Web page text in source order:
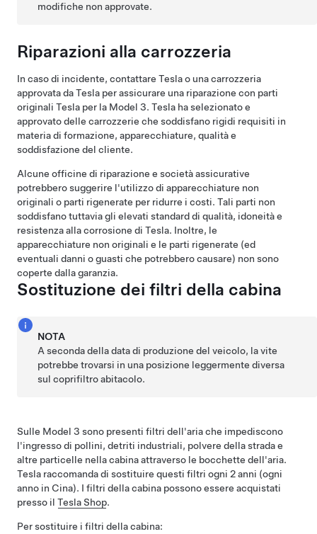
modifiche non approvate.
Riparazioni alla carrozzeria
In caso di incidente, contattare Tesla o una carrozzeria
approvata da Tesla per assicurare una riparazione con parti
originali Tesla per la Model 3. Tesla ha selezionato e
approvato delle carrozzerie che soddisfano rigidi requisiti in
materia di formazione, apparecchiature, qualità e
soddisfazione del cliente.
Alcune officine di riparazione e società assicurative
potrebbero suggerire l'utilizzo di apparecchiature non
originali o parti rigenerate per ridurre i costi. Tali parti non
soddisfano tuttavia gli elevati standard di qualità, idoneità e
resistenza alla corrosione di Tesla. Inoltre, le
apparecchiature non originali e le parti rigenerate (ed
eventuali danni o guasti che potrebbero causare) non sono
coperte dalla garanzia.
Sostituzione dei filtri della cabina
NOTA
A seconda della data di produzione del veicolo, la vite
potrebbe trovarsi in una posizione leggermente diversa
sul coprifiltro abitacolo.
Sulle Model 3 sono presenti filtri dell'aria che impediscono
l'ingresso di pollini, detriti industriali, polvere della strada e
altre particelle nella cabina attraverso le bocchette dell'aria.
Tesla raccomanda di sostituire questi filtri ogni 2 anni (ogni
anno in Cina). I filtri della cabina possono essere acquistati
presso il Tesla Shop.
Per sostituire i filtri della cabina: